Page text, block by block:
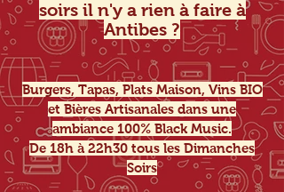
soirs il n'y a rien à faire à
Antibes ?
Burgers, Tapas, Plats Maison, Vins BIO
et Bières Artisanales dans une
ambiance 100% Black Music.
De 18h à 22h30 tous les Dimanches
Soirs